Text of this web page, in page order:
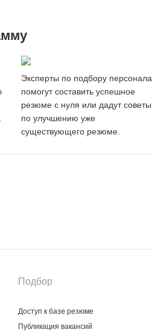
Эксперты по подбору персонала
помогут составить успешное
резюме с нуля или дадут советы
по улучшению уже
существующего резюме.
Подбор
Доступ к базе резюме
Публикация вакансий